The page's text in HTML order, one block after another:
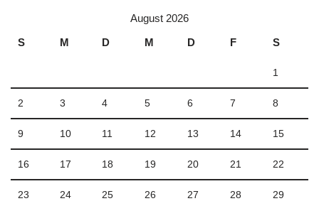
August 2026
S
M D M D F S
1
2 3 4 5 6 7 8
9 10 11 12 13 14 15
16 17 18 19 20 21 22
23 24 25 26 27 28 29